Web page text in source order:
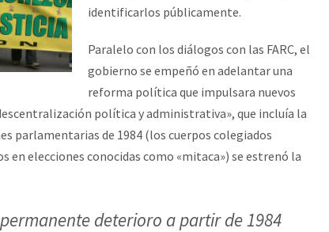
identificarlos públicamente.
Paralelo con los diálogos con las FARC, el
gobierno se empeñó en adelantar una
reforma política que impulsara nuevos
política y administrativa», que incluía la
parlamentarias de 1984 (los cuerpos colegiados
en elecciones conocidas como «mitaca») se estrenó la
deterioro a partir de 1984